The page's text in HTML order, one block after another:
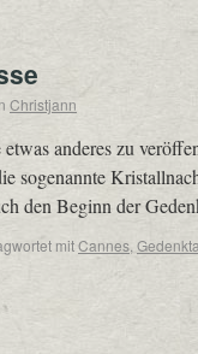
Christjann
anderes zu
sogenannte
den Beginn der
mitCannes,